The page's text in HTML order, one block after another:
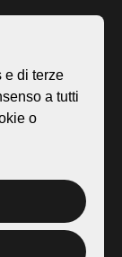
e di terze
a tutti
o